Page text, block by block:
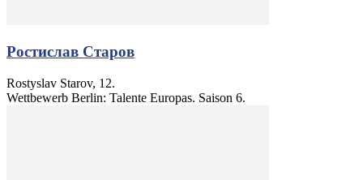
Ростислав Старов
Rostyslav Starov, 12.
Wettbewerb Berlin: Talente Europas. Saison 6.